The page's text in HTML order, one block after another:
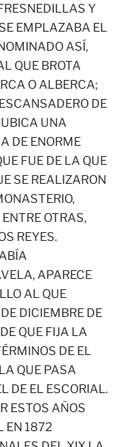
Y
EMPLAZABA EL
ASÍ,
QUE BROTA
O ALBERCA;
DE
UNA
DE ENORME
FUE DE LA QUE
SE REALIZARON
OTRAS,
REYES.
APARECE
AL QUE
DICIEMBRE DE
QUE FIJA LA
DE EL
QUE PASA
DE EL ESCORIAL.
ESTOS AÑOS
EN 1872